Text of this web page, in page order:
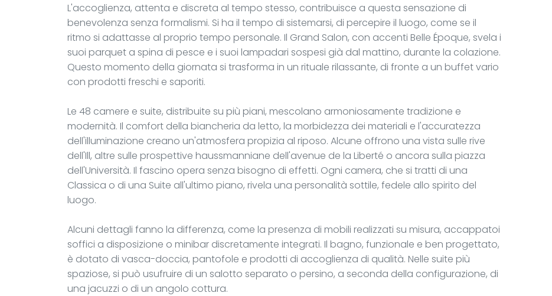
L'accoglienza, attenta e discreta al tempo stesso, contribuisce a questa sensazione di
benevolenza senza formalismi. Si ha il tempo di sistemarsi, di percepire il luogo, come se il
ritmo si adattasse al proprio tempo personale. Il Grand Salon, con accenti Belle Époque, svela i
suoi parquet a spina di pesce e i suoi lampadari sospesi già dal mattino, durante la colazione.
Questo momento della giornata si trasforma in un rituale rilassante, di fronte a un buffet vario
con prodotti freschi e saporiti.
Le 48 camere e suite, distribuite su più piani, mescolano armoniosamente tradizione e
modernità. Il comfort della biancheria da letto, la morbidezza dei materiali e l'accuratezza
dell'illuminazione creano un'atmosfera propizia al riposo. Alcune offrono una vista sulle rive
dell'Ill, altre sulle prospettive haussmanniane dell'avenue de la Liberté o ancora sulla piazza
dell'Università. Il fascino opera senza bisogno di effetti. Ogni camera, che si tratti di una
Classica o di una Suite all'ultimo piano, rivela una personalità sottile, fedele allo spirito del
luogo.
Alcuni dettagli fanno la differenza, come la presenza di mobili realizzati su misura, accappatoi
soffici a disposizione o minibar discretamente integrati. Il bagno, funzionale e ben progettato,
è dotato di vasca-doccia, pantofole e prodotti di accoglienza di qualità. Nelle suite più
spaziose, si può usufruire di un salotto separato o persino, a seconda della configurazione, di
una jacuzzi o di un angolo cottura.